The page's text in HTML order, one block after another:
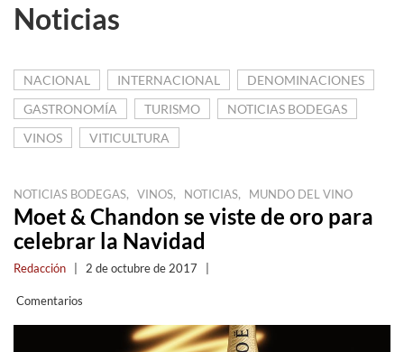
Noticias
NACIONAL INTERNACIONAL
DENOMINACIONES
GASTRONOMÍA
TURISMO
NOTICIAS BODEGAS
VINOS
VITICULTURA
NOTICIAS BODEGAS, VINOS, NOTICIAS, MUNDO DEL VINO
Moet & Chandon se viste de oro para
celebrar la Navidad
Redacción 2 de octubre de 2017
Comentarios